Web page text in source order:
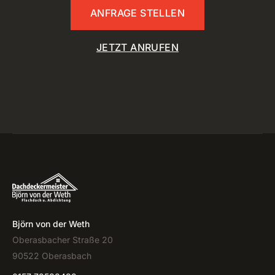
ANFRAGE STELLEN
JETZT ANRUFEN
Björn von der Weth
Oberasbacher Straße 20
90522 Oberasbach